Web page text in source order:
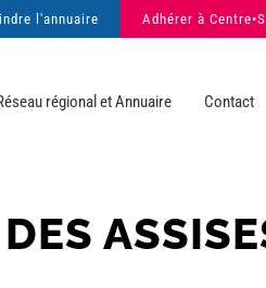
régional et Annuaire Contact
l'annuaire Adhérer à